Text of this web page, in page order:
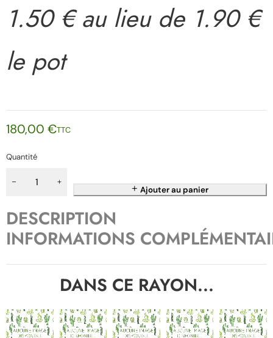
1.50 € au lieu de 1.90 €
le pot
180,00 €TTC
Quantité
Ajouter au panier
DESCRIPTION
INFORMATIONS
DANS CE RAYON...